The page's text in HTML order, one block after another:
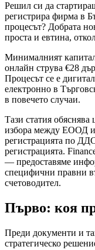
Решил си да
регистрира фирма в
процесът? Добрата
проста и евтина,
Минималният
онлайн струва €28
Процесът се е
електронно в
в повечето случаи.
Тази статия обяснява
избора между ЕООД и
регистрацията по
регистрацията.
— предоставяме
специфични правни
счетоводител.
Първо: коя
Преди документи и
стратегическо